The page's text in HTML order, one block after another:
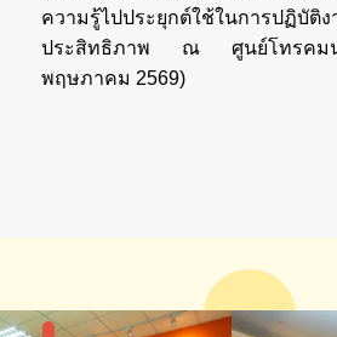
ความรู้ไปประยุกต์ใช้ในการปฏิบัติง
ประสิทธิภาพ ณ ศูนย์โทรคม
พฤษภาคม 2569)